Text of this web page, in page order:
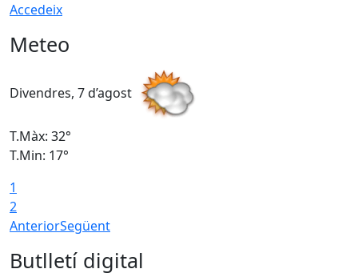
Accedeix
Meteo
Divendres, 7 d’agost
T.Màx: 32°
T.Min: 17°
1
2
AnteriorSegüent
Butlletí digital